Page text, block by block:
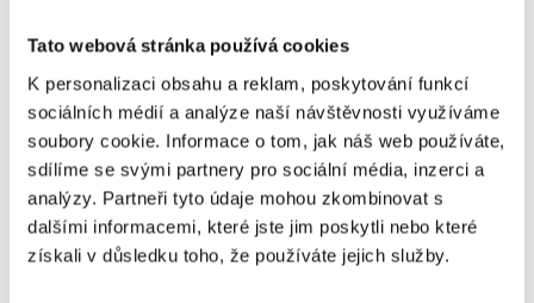
Tato webová stránka používá cookies
K personalizaci obsahu a reklam, poskytování funkcí
sociálních médií a analýze naší návštěvnosti využíváme
soubory cookie. Informace o tom, jak náš web používáte,
sdílíme se svými partnery pro sociální média, inzerci a
analýzy. Partneři tyto údaje mohou zkombinovat s
dalšími informacemi, které jste jim poskytli nebo které
získali v důsledku toho, že používáte jejich služby.
Bridge, London Eye, Britské muzeum,
náměstí, Hyde Park, Downing Street,
Greenwich...)
- snídaně
- volný program (navrhujeme např.
procházku po zbylých památkách a poté